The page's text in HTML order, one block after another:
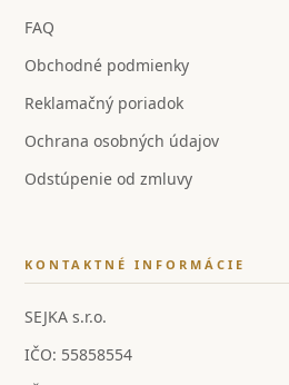
FAQ
Obchodné podmienky
Reklamačný poriadok
Ochrana osobných údajov
Odstúpenie od zmluvy
KONTAKTNÉ INFORMÁCIE
SEJKA s.r.o.
IČO: 55858554